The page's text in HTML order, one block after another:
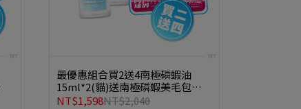
最優惠組合買2送4南極磷蝦油
15ml*2(貓)送南極磷蝦美毛包主
食餐包45g*4
NT$1,598NT$2,040